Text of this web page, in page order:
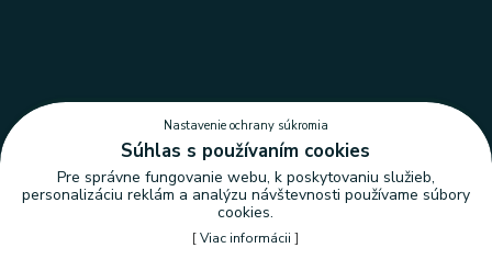
Nastavenie ochrany súkromia
Súhlas s používaním cookies
Pre správne fungovanie webu, k poskytovaniu služieb,
personalizáciu reklám a analýzu návštevnosti používame súbory
cookies.
[Viac informácii ]